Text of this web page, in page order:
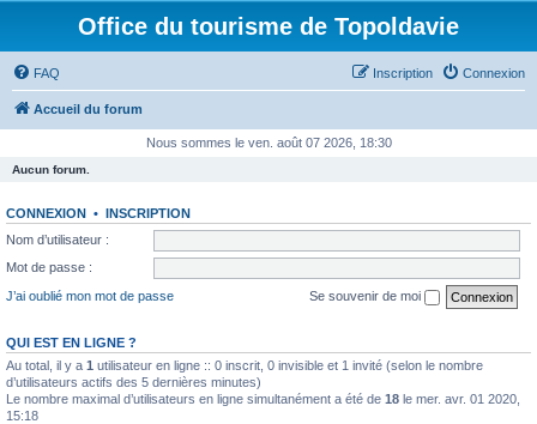
Office du tourisme de Topoldavie
FAQ Connexion
Inscription
Accueil du forum
Nous sommes le ven. août 07 2026, 18:30
Aucun forum.
CONNEXION • INSCRIPTION
Nom d’utilisateur :
Mot de passe :
J’ai oublié mon mot de passe
Se souvenir de moi
QUI EST EN LIGNE ?
Au total, il y a 1 utilisateur en ligne :: 0 inscrit, 0 invisible et 1 invité (selon le nombre
d’utilisateurs actifs des 5 dernières minutes)
Le nombre maximal d’utilisateurs en ligne simultanément a été de 18 le mer. avr. 01 2020,
15:18